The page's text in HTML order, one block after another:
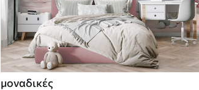
μοναδικές